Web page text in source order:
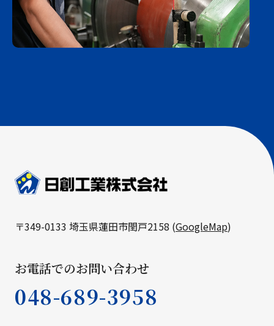
〒349-0133 埼玉県蓮田市閏戸2158 (GoogleMap)
お電話でのお問い合わせ
048-689-3958